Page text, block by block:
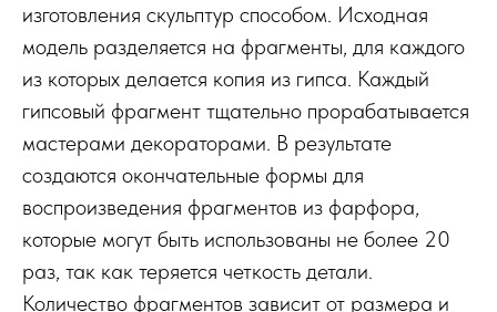
изготовления скульптур способом. Исходная
модель разделяется на фрагменты, для каждого
из которых делается копия из гипса. Каждый
гипсовый фрагмент тщательно прорабатывается
мастерами декораторами. В результате
создаются окончательные формы для
воспроизведения фрагментов из фарфора,
которые могут быть использованы не более 20
раз, так как теряется четкость детали.
Количество фрагментов зависит от размера и